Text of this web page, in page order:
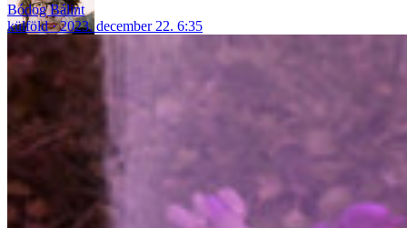
Bódog Bálint
külföld
2023. december 22. 6:35